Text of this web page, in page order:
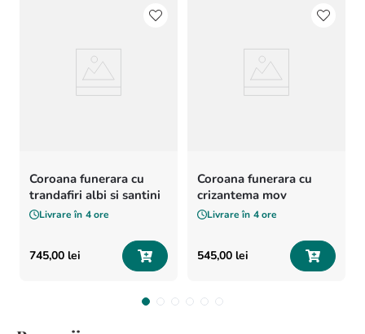
Coroana funerara cu
trandafiri albi si santini
Livrare în 4 ore
745,00 lei
Coroana funerara cu
crizantema mov
Livrare în 4 ore
545,00 lei